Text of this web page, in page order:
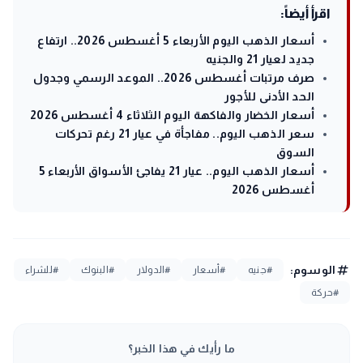
اقرأ أيضاً:
أسعار الذهب اليوم الأربعاء 5 أغسطس 2026.. ارتفاع
جديد لعيار 21 والجنيه
صرف مرتبات أغسطس 2026.. الموعد الرسمي وجدول
الحد الأدنى للأجور
أسعار الخضار والفاكهة اليوم الثلاثاء 4 أغسطس 2026
سعر الذهب اليوم.. مفاجأة في عيار 21 رغم تحركات
السوق
أسعار الذهب اليوم.. عيار 21 يفاجئ الأسواق الأربعاء 5
أغسطس 2026
tagالوسوم: #جنيه #أسعار #الدولار #البنوك
#للشراء
#حركة
ما رأيك في هذا الخبر؟